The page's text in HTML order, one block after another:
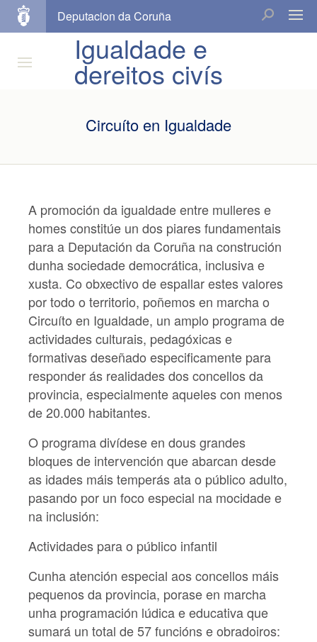
Deputacion da Coruña
Igualdade e
dereitos civís
Circuíto en Igualdade
A promoción da igualdade entre mulleres e
homes constitúe un dos piares fundamentais
para a Deputación da Coruña na construción
dunha sociedade democrática, inclusiva e
xusta. Co obxectivo de espallar estes valores
por todo o territorio, poñemos en marcha o
Circuíto en Igualdade, un amplo programa de
actividades culturais, pedagóxicas e
formativas deseñado especificamente para
responder ás realidades dos concellos da
provincia, especialmente aqueles con menos
de 20.000 habitantes.
O programa divídese en dous grandes
bloques de intervención que abarcan desde
as idades máis temperás ata o público adulto,
pasando por un foco especial na mocidade e
na inclusión:
Actividades para o público infantil
Cunha atención especial aos concellos máis
pequenos da provincia, porase en marcha
unha programación lúdica e educativa que
sumará un total de 57 funcións e obradoiros: